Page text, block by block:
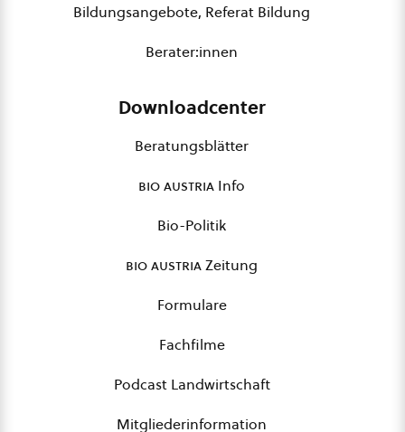
Bildungsangebote, Referat Bildung
Berater:innen
Downloadcenter
Beratungsblätter
bio austria Info
Bio-Politik
bio austriaZeitung
Formulare
Fachfilme
Podcast Landwirtschaft
Mitgliederinformation